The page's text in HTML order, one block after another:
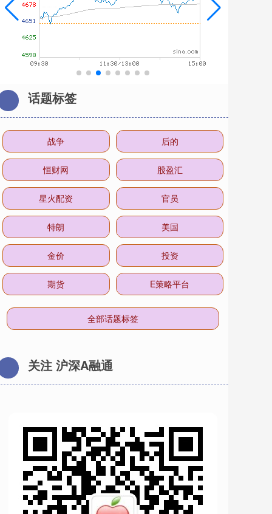
话题标签
战争 后的
恒财网 股盈汇
星火配资 官员
特朗 美国
金价 投资
期货 E策略平台
全部话题标签
关注 沪深A融通